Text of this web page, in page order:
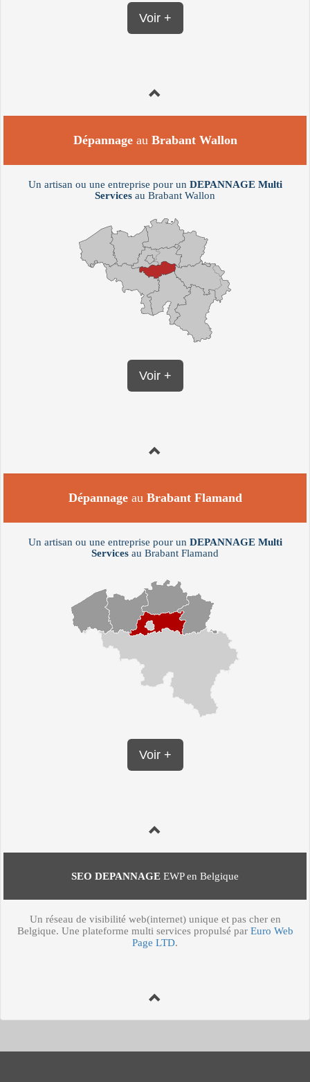
Voir +
Dépannage au Brabant Wallon
Un artisan ou une entreprise pour un DEPANNAGE Multi
Services au Brabant Wallon
Voir +
Dépannage au Brabant Flamand
Un artisan ou une entreprise pour un DEPANNAGE Multi
Services au Brabant Flamand
Voir +
SEO DEPANNAGE EWP en Belgique
Un réseau de visibilité web(internet) unique et pas cher en
Belgique. Une plateforme multi services propulsé par Euro Web
Page LTD.